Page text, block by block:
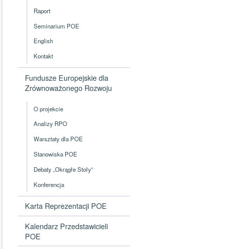
Raport
Seminarium POE
English
Kontakt
Fundusze Europejskie dla
Zrównoważonego Rozwoju
O projekcie
Analizy RPO
Warsztaty dla POE
Stanowiska POE
Debaty „Okrągłe Stoły”
Konferencja
Karta Reprezentacji POE
Kalendarz Przedstawicieli
POE